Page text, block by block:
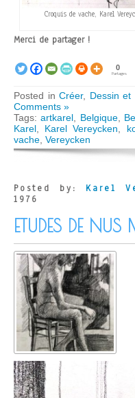
Croquis de vache, Karel
Merci de partager !
0
Partages
Posted in Créer, Dessin et
Comments »
Tags:artkarel Belgique,
Karel
Karel Vereycken
vache Vereycken
Posted by: Karel
1976
ETUDES DE